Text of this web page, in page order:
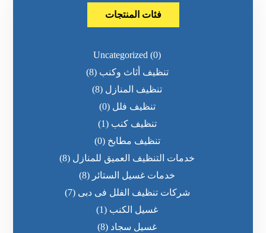
فئات المنتجات
Uncategorized (0)
تنظيف أثاث وكنب (8)
تنظيف المنازل (8)
تنظيف فلل (0)
تنظيف كنب (1)
تنظيف مطابخ (0)
خدمات التنظيف العميق للمنازل (8)
خدمات غسيل الستائر (8)
شركات تنظيف الفلل فى دبى (7)
غسيل الكنب (1)
غسيل سجاد (8)